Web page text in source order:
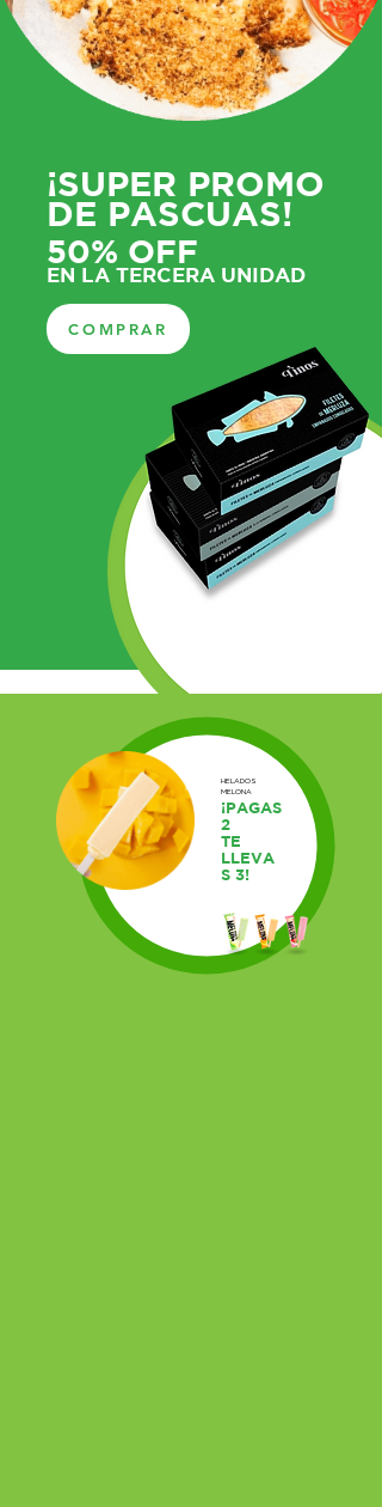
¡SUPER PROMO
DE PASCUAS!
50% OFF
EN LA TERCERA UNIDAD
COMPRAR
HELADOS
MELONA
¡PAGAS
2
TE
LLEVA
S 3!